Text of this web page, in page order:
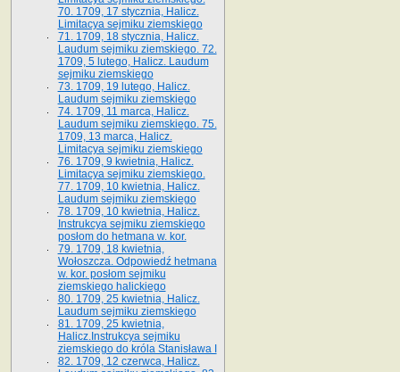
70. 1709, 17 stycznia, Halicz.
Limitacya sejmiku ziemskiego
71. 1709, 18 stycznia, Halicz.
Laudum sejmiku ziemskiego. 72.
1709, 5 lutego, Halicz. Laudum
sejmiku ziemskiego
73. 1709, 19 lutego, Halicz.
Laudum sejmiku ziemskiego
74. 1709, 11 marca, Halicz.
Laudum sejmiku ziemskiego. 75.
1709, 13 marca, Halicz.
Limitacya sejmiku ziemskiego
76. 1709, 9 kwietnia, Halicz.
Limitacya sejmiku ziemskiego.
77. 1709, 10 kwietnia, Halicz.
Laudum sejmiku ziemskiego
78. 1709, 10 kwietnia, Halicz.
Instrukcya sejmiku ziemskiego
posłom do hetmana w. kor.
79. 1709, 18 kwietnia,
Wołoszcza. Odpowiedź hetmana
w. kor. posłom sejmiku
ziemskiego halickiego
80. 1709, 25 kwietnia, Halicz.
Laudum sejmiku ziemskiego
81. 1709, 25 kwietnia,
Halicz.Instrukcya sejmiku
ziemskiego do króla Stanisława I
82. 1709, 12 czerwca, Halicz.